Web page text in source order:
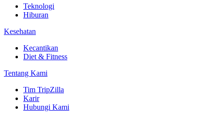
Teknologi
Hiburan
Kesehatan
Kecantikan
Diet & Fitness
Tentang Kami
Tim TripZilla
Karir
Hubungi Kami